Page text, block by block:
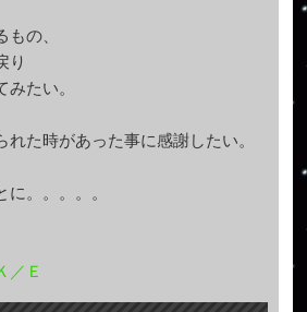
の、
り
たい。
れた時があった事に感謝したい。
。。。。。
／Ｅ